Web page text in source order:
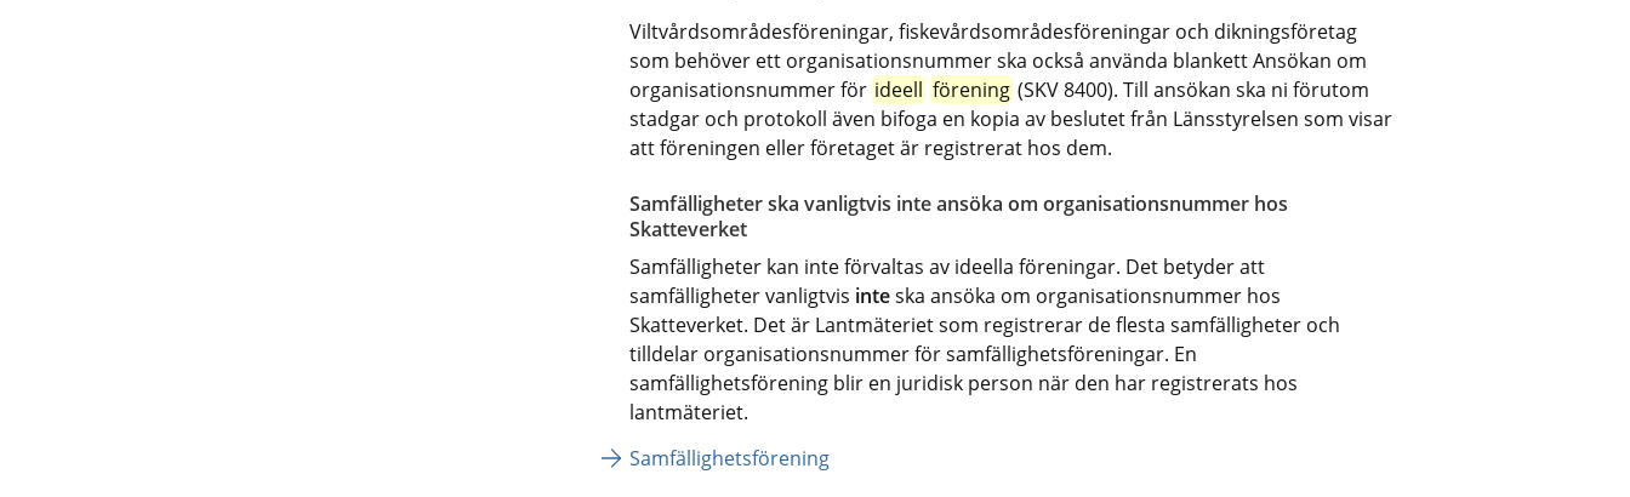
Viltvårdsområdesföreningar, fiskevårdsområdesföreningar och dikningsföretag
som behöver ett organisationsnummer ska också använda blankett Ansökan om
organisationsnummer för ideell förening (SKV 8400). Till ansökan ska ni förutom
stadgar och protokoll även bifoga en kopia av beslutet från Länsstyrelsen som visar
att föreningen eller företaget är registrerat hos dem.
Samfälligheter ska vanligtvis inte ansöka om organisationsnummer hos
Skatteverket
Samfälligheter kan inte förvaltas av ideella föreningar. Det betyder att
samfälligheter vanligtvis inte ska ansöka om organisationsnummer hos
Skatteverket. Det är Lantmäteriet som registrerar de flesta samfälligheter och
tilldelar organisationsnummer för samfällighetsföreningar. En
samfällighetsförening blir en juridisk person när den har registrerats hos
lantmäteriet.
Samfällighetsförening